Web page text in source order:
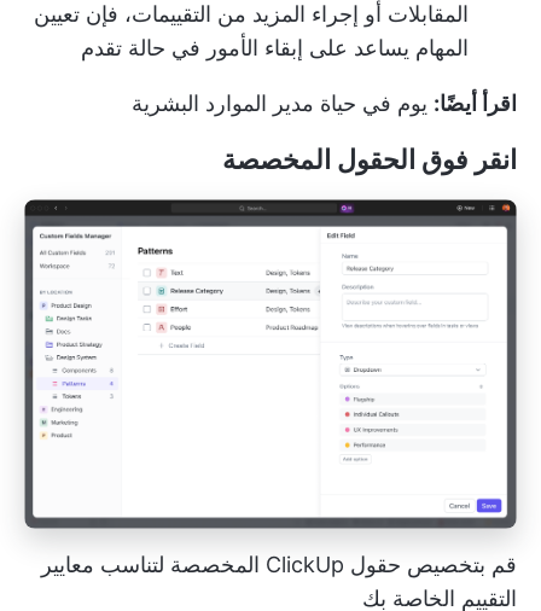
المقابلات أو إجراء المزيد من التقييمات، فإن تعيين
المهام يساعد على إبقاء الأمور في حالة تقدم
اقرأ أيضًا: يوم في حياة مدير الموارد البشرية
انقر فوق الحقول المخصصة
قم بتخصيص حقول ClickUp المخصصة لتناسب معايير
التقييم الخاصة بك